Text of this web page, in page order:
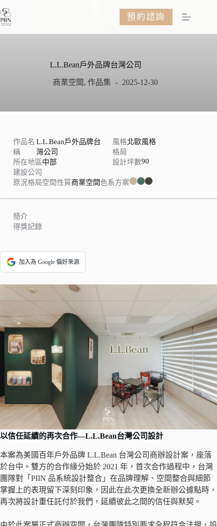
至
預約諮詢
L.L.Bean戶外品牌台灣公司
商業空間, 作品集 2025-12-30
作品名
稱
L.L.Bean戶外品牌台
灣公司
所在地區中部
建設公司
風格北歐風格
格局
設計坪數90
原況格局空間性質商業空間色系方案
簡介
得獎記錄
加入為 Google 偏好來源
以信任延續的再次合作—L.L.Bean台灣公司設計
本案為美國百年戶外品牌 L.L.Bean 台灣公司商辦設計案，座落
於台中。雙方的合作緣分始於 2021 年，首次合作過程中，台灣
團隊對「PIIN 品系統設計整合」在品牌理解、空間整合與細節
掌握上的表現留下深刻印象，因此在此次更換全新辦公據點時，
再次將設計重任託付於我們，延續彼此之間的信任與默契。